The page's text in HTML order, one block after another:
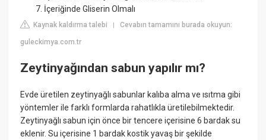
İçeriğinde Gliserin Olmalı
Kaynak kaldırma talebi |Cevabın tamamını burada okuyun:
guleckimya.com.tr
Zeytinyağından sabun yapılır mı?
Evde üretilen zeytinyağlı sabunlar kalıba alma ve ısıtma gibi
yöntemler ile farklı formlarda rahatlıkla üretilebilmektedir.
Zeytinyağlı sabun için önce bir tencere içerisine 6 bardak su
eklenir. Su içerisine 1 bardak kostik yavaş bir şekilde